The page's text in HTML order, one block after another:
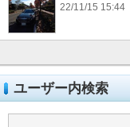
22/11/15 15:44
ユーザー内検索